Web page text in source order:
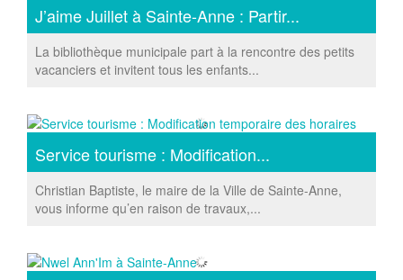
J’aime Juillet à Sainte-Anne : Partir...
La bibliothèque municipale part à la rencontre des petits
vacanciers et invitent tous les enfants...
Service tourisme : Modification...
Christian Baptiste, le maire de la Ville de Sainte-Anne,
vous informe qu’en raison de travaux,...